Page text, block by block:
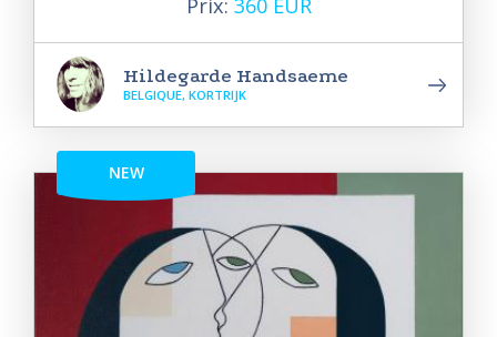
Hildegarde Handsaeme
BELGIQUE, KORTRIJK
NEW